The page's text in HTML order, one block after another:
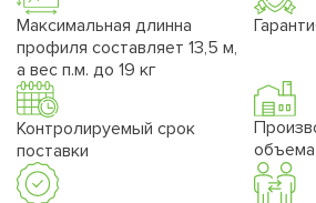
Максимальная длинна
профиля составляет 13,5 м,
а вес п.м. до 19 кг
Контролируемый срок
поставки